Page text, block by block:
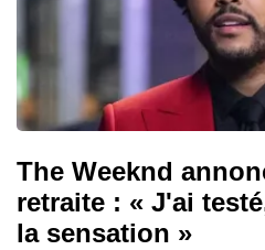
The Weeknd
retraite : « J'ai
la sensation »